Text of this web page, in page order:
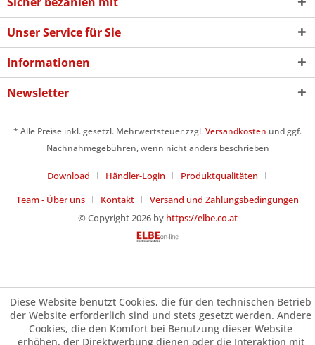
Unser Service für Sie
Informationen
Newsletter
* Alle Preise inkl. gesetzl. Mehrwertsteuer zzgl.Versandkosten und ggf.
Nachnahmegebühren, wenn nicht anders beschrieben
Download Händler-Login
Produktqualitäten
Team - Über uns
Kontakt
Versand und Zahlungsbedingungen
© Copyright 2026 by https://elbe.co.at
Diese Website benutzt Cookies, die für den technischen Betrieb
der Website erforderlich sind und stets gesetzt werden. Andere
Cookies, die den Komfort bei Benutzung dieser Website
erhöhen, der Direktwerbung dienen oder die Interaktion mit